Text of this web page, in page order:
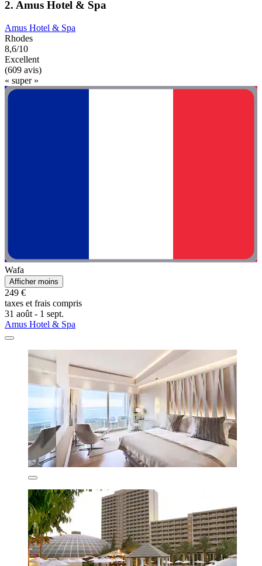
2. Amus Hotel & Spa
Amus Hotel & Spa
Rhodes
8,6/10
Excellent
(609 avis)
« super »
Wafa
Afficher moins
249 €
taxes et frais compris
31 août - 1 sept.
Amus Hotel & Spa